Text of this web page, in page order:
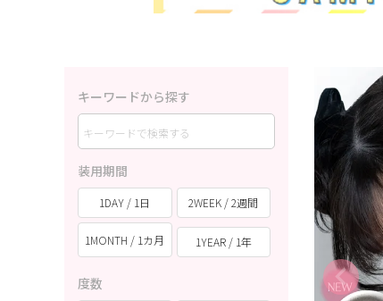
キーワードから探す
装用期間
1DAY / 1日 2WEEK / 2週間
1MONTH / 1カ月 1YEAR / 1年
度数